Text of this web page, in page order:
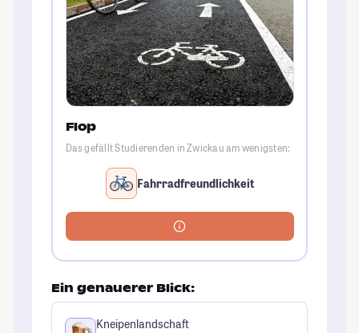
Flop
Das gefällt Studierenden in Zwickau am wenigsten:
Fahrradfreundlichkeit
Ein genauerer Blick:
Kneipenlandschaft